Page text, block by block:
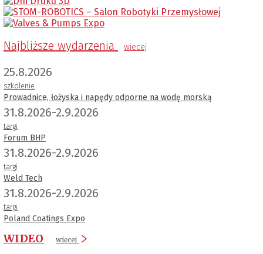
Najbliższe wydarzenia wiecej
25.8.2026
szkolenie
Prowadnice, łożyska i napędy odporne na wodę morską
31.8.2026-2.9.2026
targi
Forum BHP
31.8.2026-2.9.2026
targi
Weld Tech
31.8.2026-2.9.2026
targi
Poland Coatings Expo
WIDEO więcej